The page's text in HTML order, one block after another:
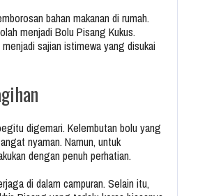
bahan makanan di rumah.
menjadi Bolu Pisang Kukus.
sajian istimewa yang disukai
digemari. Kelembutan bolu yang
nyaman. Namun, untuk
dengan penuh perhatian.
di dalam campuran. Selain itu,